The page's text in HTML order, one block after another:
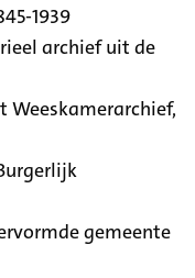
1939
archief uit de
Weeskamerarchief,
gemeente